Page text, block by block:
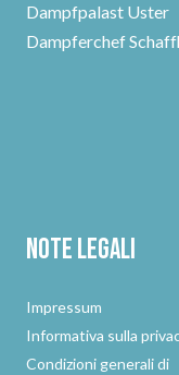
Dampfpalast Uster
Dampferchef
Note legali
Impressum
Informativa sulla
Condizioni generali di